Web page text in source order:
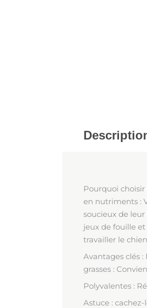
Pourquoi choisir
en nutriments :
soucieux de
jeux de fouille
travailler le
Avantages clés
grasses :
Polyvalentes :
Astuce :